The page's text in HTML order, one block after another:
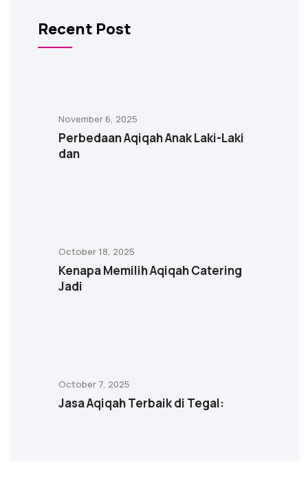
Recent Post
November 6, 2025
Perbedaan Aqiqah Anak Laki-Laki
dan
October 18, 2025
Kenapa Memilih Aqiqah Catering
Jadi
October 7, 2025
Jasa Aqiqah Terbaik di Tegal: